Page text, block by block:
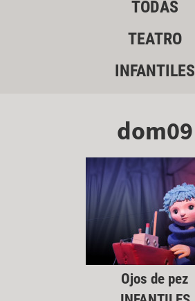
TODAS
TEATRO
INFANTILES
dom09
Ojos de pez